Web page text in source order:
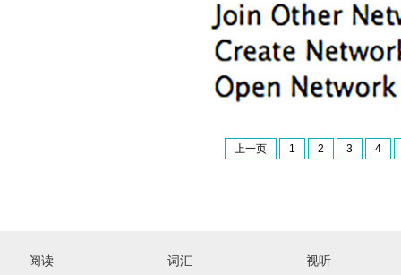
上一页 1 2 3 4
阅读 词汇 视听